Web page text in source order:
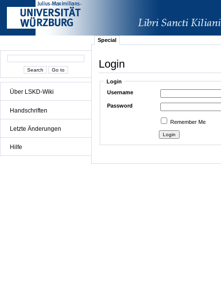
Über LSKD-Wiki
Handschriften
Letzte Änderungen
Hilfe
Special
Login
Login
Username
Password
Remember Me